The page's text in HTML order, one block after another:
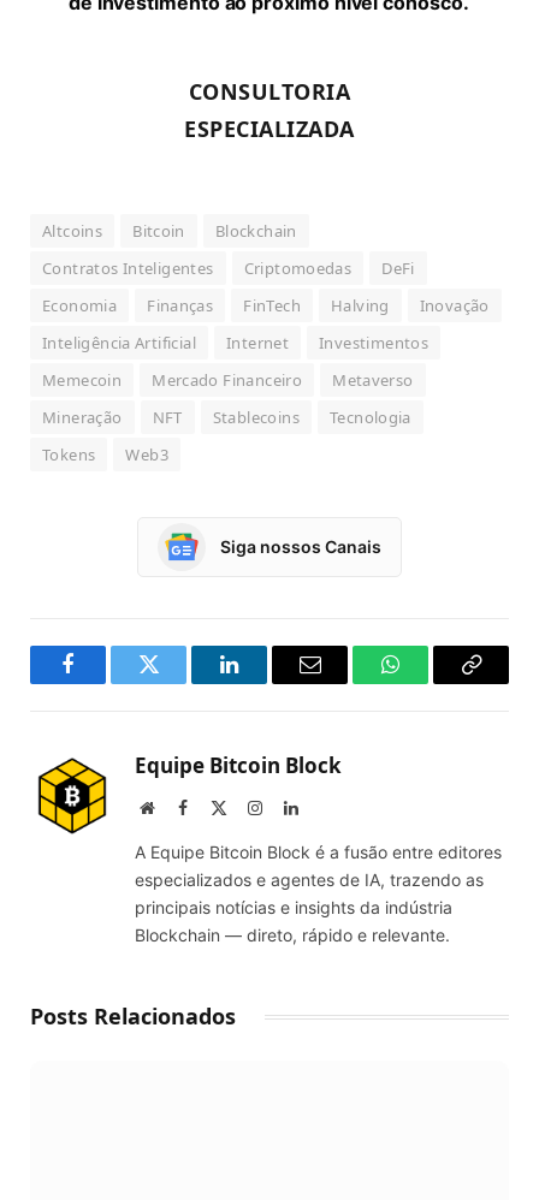
CONSULTORIA
ESPECIALIZADA
Altcoins Bitcoin
Blockchain
Contratos Inteligentes
Criptomoedas
DeFi
Economia
Finanças FinTech Halving
Inovação
Inteligência Artificial
Internet
Investimentos
Memecoin
Mercado Financeiro
Metaverso
Mineração
NFT Stablecoins
Tecnologia
Tokens
Web3
Siga nossos Canais
FacebookTwitter LinkedInEmail WhatsAppCopy
Equipe Bitcoin Block
WebsiteFacebook InstagramLinkedIn
A Equipe Bitcoin Block é a fusão entre editores
especializados e agentes de IA, trazendo as
principais notícias e insights da indústria
Blockchain — direto, rápido e relevante.
Posts Relacionados